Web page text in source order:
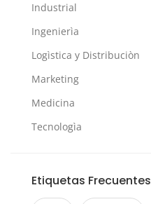
Industrial
Ingenierìa
Logìstica y Distribuciòn
Marketing
Medicina
Tecnologìa
Etiquetas Frecuentes